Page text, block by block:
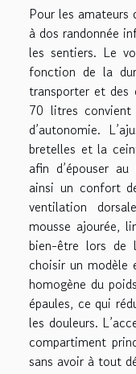
Pour les amateurs
à dos randonnée
les sentiers. Le
fonction de la
transporter et
70 litres convient
d’autonomie.
bretelles et la
afin d’épouser
ainsi un confort
ventilation
mousse ajourée,
bien-être lors de
choisir un modèle
homogène du
épaules, ce qui
les douleurs.
compartiment
sans avoir à tout